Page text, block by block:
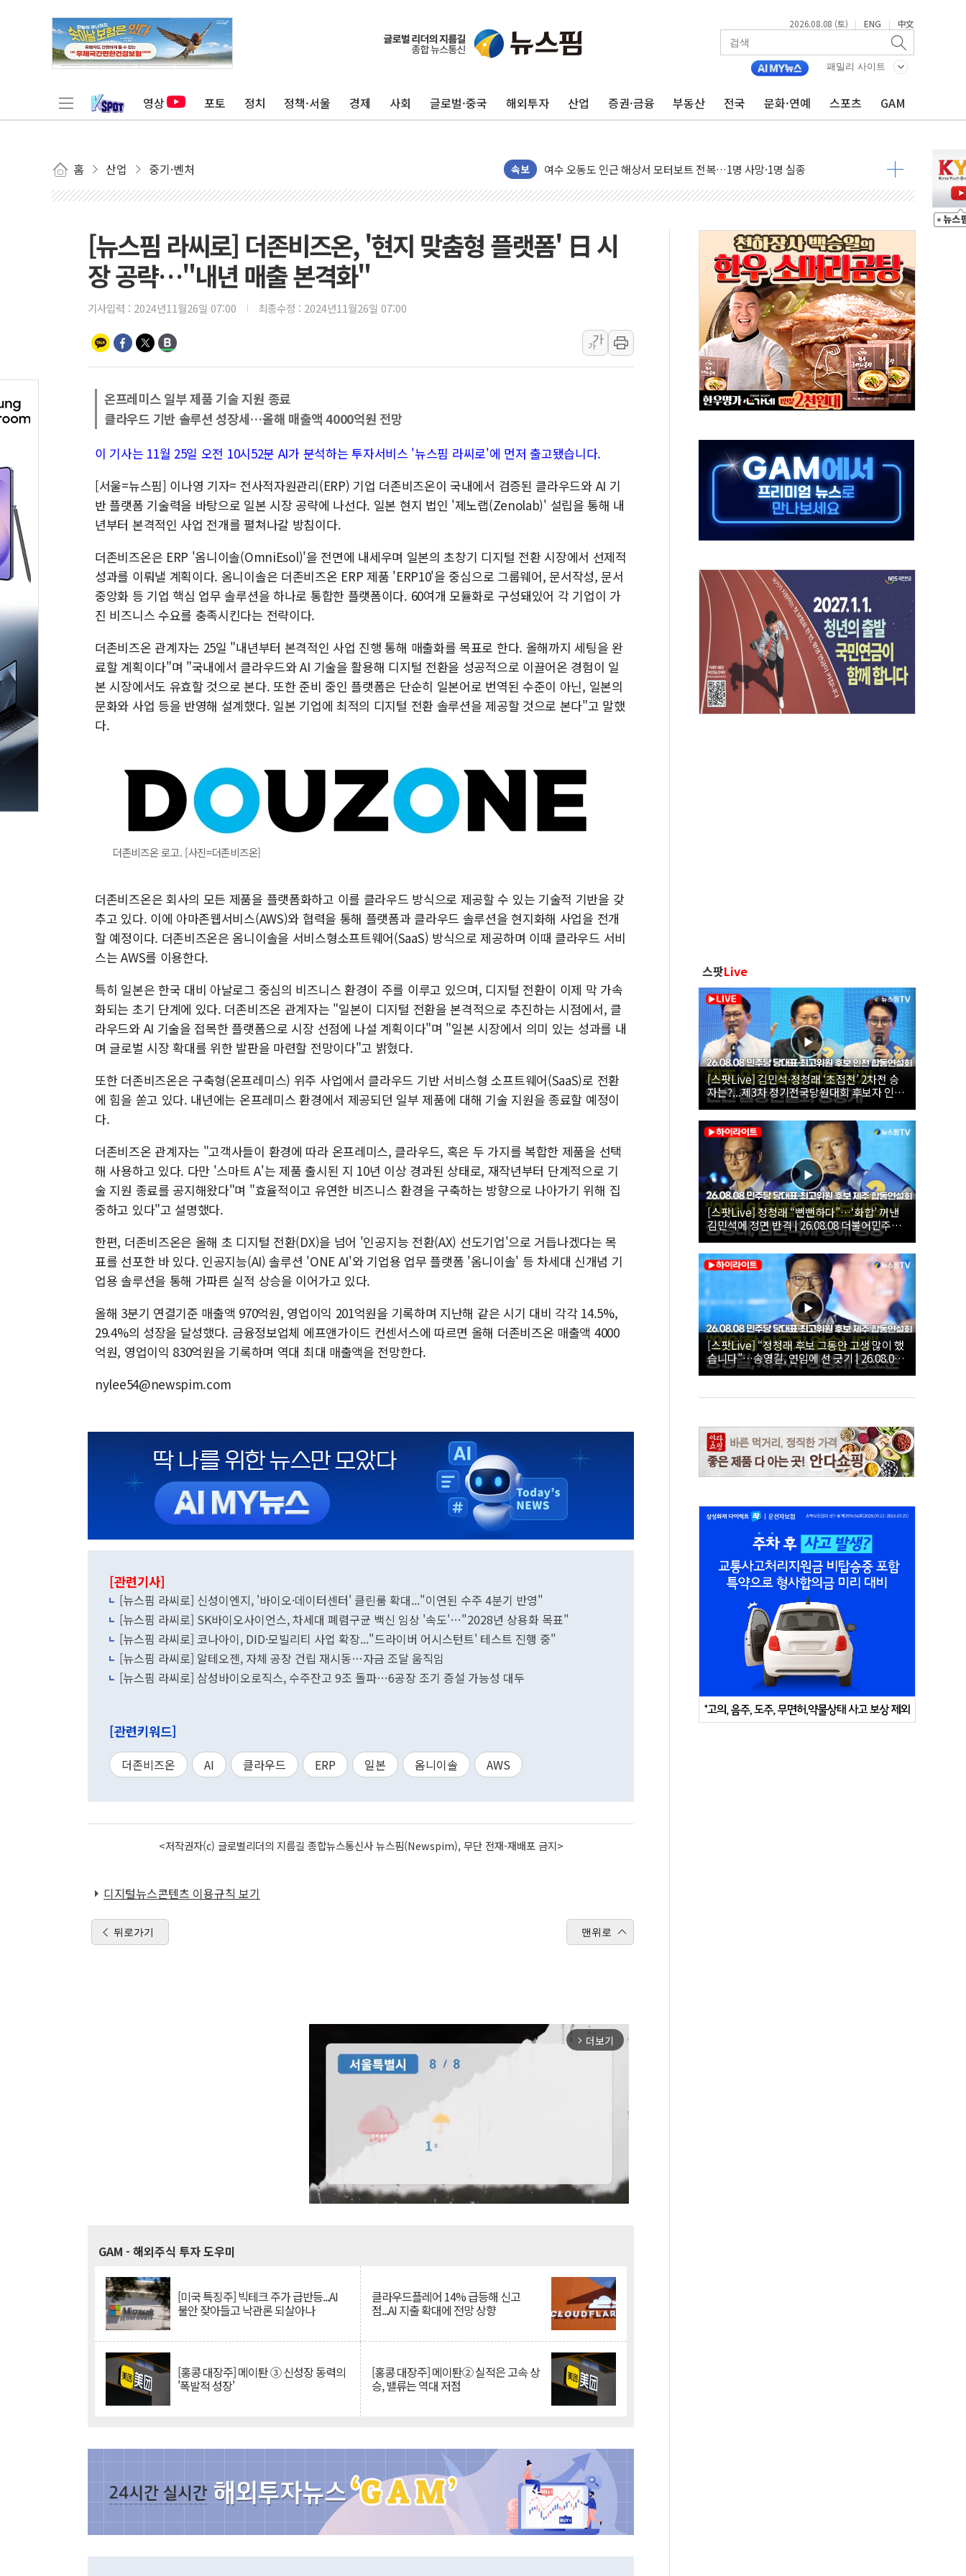
2026.08.08 (토) | ENG | 中文
패밀리 사이트
영상 포토 정치 정책·서울 경제 사회 글로벌·중국 해외투자 산업 증권·금융 부동산 전국 문화·연예 스포츠 GAM
홈 산업 중기·벤처 속보
美, 이란전 출구전략 만지작…공습 한계·탄약 부족 현실화
강릉·동해·삼척 시간당 최대 50㎜ 폭우…강원 동해안 강한 비 어어져
서울 중랑구 주택가서 흉기 난동…60대 남성 2명 숨져
추미애, '위안부' 피해자 기림의 날 참석..."국제적 시민 연대로 목소리 내야"
인천 선재도 갯벌서 해루질 중 실종 60대 나흘만에 숨진 채 발견
'화합' 꺼낸 김민석에 '뻔뻔' 받아친 정청래…제주 연설서 신경전 고조
李대통령, ISA 개편 재검토 지시…與 "적극 환영"·野 "졸속 국정"
동해중부 전 해상 풍랑주의보…10일까지 최대 3.5m 높은 물결
연일 폭염에 온열질환 사망 23명…정부, 비상대응기구 가동
中 전방위 아파트 부양, 수도 베이징도 부동산 규제 철폐
인제 용대리 계곡서 수위 상승으로 피서객 7명 고립…전원 구조
동해시, 11~14일 '별똥별 멍' 운영…페르세우스 유성우 관측
강원 중·남부 동해안 시간당 50mm 이상 폭우…호우경보 발효
청양 밭에서 일하던 90대 숨져…온열질환 여부 조사
李대통령, 'ISA·주가누르기 방지법' 전면 재검토 지시
[뉴스핌 라씨로] 더존비즈온, '현지 맞춤형 플랫폼' 日 시
장 공략…"내년 매출 본격화"
기사입력 : 2024년11월26일 07:00 최종수정 : 2024년11월26일 07:00
가
가
온프레미스 일부 제품 기술 지원 종료
클라우드 기반 솔루션 성장세…올해 매출액 4000억원 전망
이 기사는 11월 25일 오전 10시52분 AI가 분석하는 투자서비스 '뉴스핌 라씨로'에 먼저 출고됐습니다.
[서울=뉴스핌] 이나영 기자= 전사적자원관리(ERP) 기업 더존비즈온이 국내에서 검증된 클라우드와 AI 기
반 플랫폼 기술력을 바탕으로 일본 시장 공략에 나선다. 일본 현지 법인 '제노랩(Zenolab)' 설립을 통해 내
년부터 본격적인 사업 전개를 펼쳐나갈 방침이다.
더존비즈온은 ERP '옴니이솔(OmniEsol)'을 전면에 내세우며 일본의 초창기 디지털 전환 시장에서 선제적
성과를 이뤄낼 계획이다. 옴니이솔은 더존비즈온 ERP 제품 'ERP10'을 중심으로 그룹웨어, 문서작성, 문서
중앙화 등 기업 핵심 업무 솔루션을 하나로 통합한 플랫폼이다. 60여개 모듈화로 구성돼있어 각 기업이 가
진 비즈니스 수요를 충족시킨다는 전략이다.
더존비즈온 관계자는 25일 "내년부터 본격적인 사업 진행 통해 매출화를 목표로 한다. 올해까지 세팅을 완
료할 계획이다"며 "국내에서 클라우드와 AI 기술을 활용해 디지털 전환을 성공적으로 이끌어온 경험이 일
본 시장에서도 유효할 것으로 본다. 또한 준비 중인 플랫폼은 단순히 일본어로 번역된 수준이 아닌, 일본의
문화와 사업 등을 반영해 설계했다. 일본 기업에 최적의 디지털 전환 솔루션을 제공할 것으로 본다"고 말했
다.
더존비즈온 로고. [사진=더존비즈온]
더존비즈온은 회사의 모든 제품을 플랫폼화하고 이를 클라우드 방식으로 제공할 수 있는 기술적 기반을 갖
추고 있다. 이에 아마존웹서비스(AWS)와 협력을 통해 플랫폼과 클라우드 솔루션을 현지화해 사업을 전개
할 예정이다. 더존비즈온은 옴니이솔을 서비스형소프트웨어(SaaS) 방식으로 제공하며 이때 클라우드 서비
스는 AWS를 이용한다.
특히 일본은 한국 대비 아날로그 중심의 비즈니스 환경이 주를 이루고 있으며, 디지털 전환이 이제 막 가속
화되는 초기 단계에 있다. 더존비즈온 관계자는 "일본이 디지털 전환을 본격적으로 추진하는 시점에서, 클
라우드와 AI 기술을 접목한 플랫폼으로 시장 선점에 나설 계획이다"며 "일본 시장에서 의미 있는 성과를 내
며 글로벌 시장 확대를 위한 발판을 마련할 전망이다"고 밝혔다.
또한 더존비즈온은 구축형(온프레미스) 위주 사업에서 클라우드 기반 서비스형 소프트웨어(SaaS)로 전환
에 힘을 쏟고 있다. 내년에는 온프레미스 환경에서 제공되던 일부 제품에 대해 기술 지원을 종료할 예정이
다.
더존비즈온 관계자는 "고객사들이 환경에 따라 온프레미스, 클라우드, 혹은 두 가지를 복합한 제품을 선택
해 사용하고 있다. 다만 '스마트 A'는 제품 출시된 지 10년 이상 경과된 상태로, 재작년부터 단계적으로 기
술 지원 종료를 공지해왔다"며 "효율적이고 유연한 비즈니스 환경을 구축하는 방향으로 나아가기 위해 집
중하고 있다"고 설명했다.
한편, 더존비즈온은 올해 초 디지털 전환(DX)을 넘어 '인공지능 전환(AX) 선도기업'으로 거듭나겠다는 목
표를 선포한 바 있다. 인공지능(AI) 솔루션 'ONE AI'와 기업용 업무 플랫폼 '옴니이솔' 등 차세대 신개념 기
업용 솔루션을 통해 가파른 실적 상승을 이어가고 있다.
올해 3분기 연결기준 매출액 970억원, 영업이익 201억원을 기록하며 지난해 같은 시기 대비 각각 14.5%,
29.4%의 성장을 달성했다. 금융정보업체 에프앤가이드 컨센서스에 따르면 올해 더존비즈온 매출액 4000
억원, 영업이익 830억원을 기록하며 역대 최대 매출액을 전망한다.
nylee54@newspim.com
[관련기사]
[뉴스핌 라씨로] 신성이엔지, '바이오·데이터센터' 클린룸 확대..."이연된 수주 4분기 반영"
[뉴스핌 라씨로] SK바이오사이언스, 차세대 폐렴구균 백신 임상 '속도'…"2028년 상용화 목표"
[뉴스핌 라씨로] 코나아이, DID·모빌리티 사업 확장..."드라이버 어시스턴트' 테스트 진행 중"
[뉴스핌 라씨로] 알테오젠, 자체 공장 건립 재시동…자금 조달 움직임
[뉴스핌 라씨로] 삼성바이오로직스, 수주잔고 9조 돌파…6공장 조기 증설 가능성 대두
[관련키워드]
더존비즈온 AI 클라우드 ERP 일본 옴니이솔 AWS
<저작권자(c) 글로벌리더의 지름길 종합뉴스통신사 뉴스핌(Newspim), 무단 전재-재배포 금지>
디지털뉴스콘텐츠 이용규칙 보기
뒤로가기 맨위로
arrow_forward_ios 더보기
GAM - 해외주식 투자 도우미
[미국 특징주] 빅테크 주가 급반등...AI
불안 잦아들고 낙관론 되살아나
클라우드플레어 14% 급등해 신고
점...AI 지출 확대에 전망 상향
[홍콩 대장주] 메이퇀 ③ 신성장 동력의
'폭발적 성장'
[홍콩 대장주] 메이퇀② 실적은 고속 상
승, 밸류는 역대 저점
스팟Live
[스팟Live] 김민석·정청래 ‘초접전’ 2차전 승
자는?...제3차 정기전국당원대회 후보자 인천
합동연설회 생중계 | 26.08.08
[스팟Live] 정청래 “뻔뻔하다”…‘화합’ 꺼낸
김민석에 정면 반격 | 26.08.08 더불어민주당
당대표·최고위원 후보 제주 합동연설회
[스팟Live] “정청래 후보 그동안 고생 많이 했
습니다”…송영길, 연임에 선 긋기 | 26.08.08
더불어민주당 당대표·최고위원 후보 제주 합